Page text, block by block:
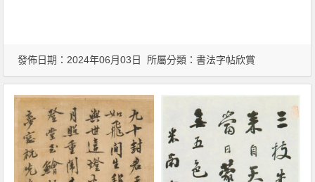
發佈日期：2024年06月03日 所屬分類：書法字帖欣賞